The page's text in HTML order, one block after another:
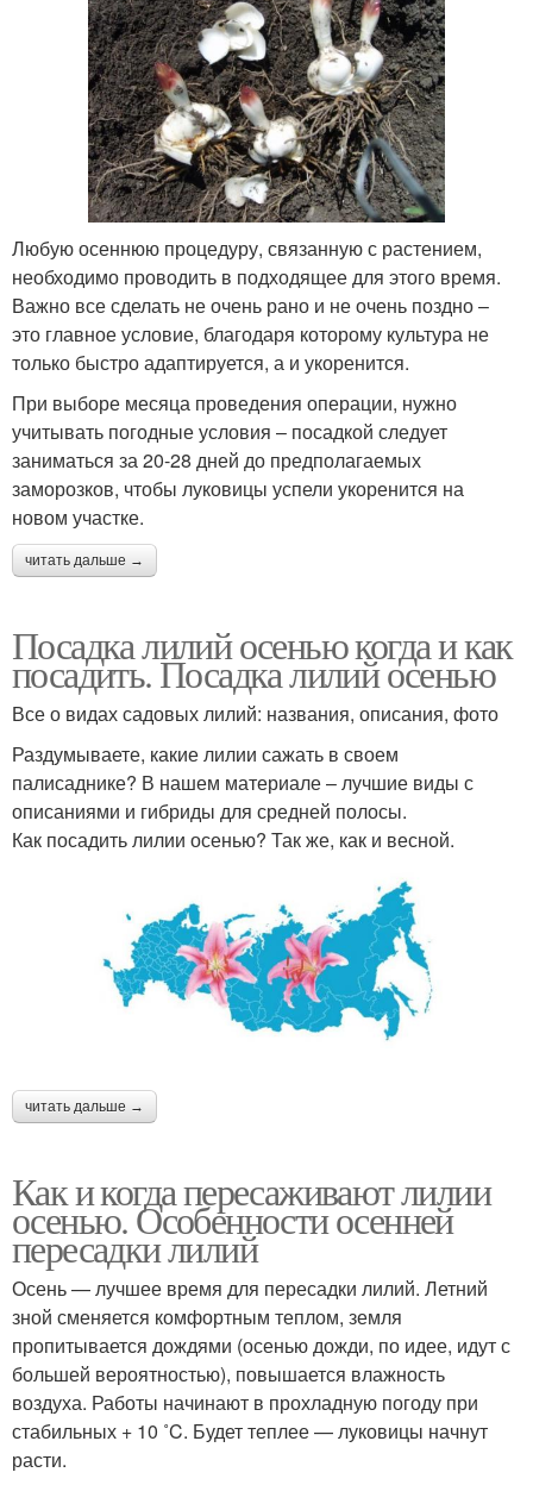
Любую осеннюю процедуру, связанную с растением,
необходимо проводить в подходящее для этого время.
Важно все сделать не очень рано и не очень поздно –
это главное условие, благодаря которому культура не
только быстро адаптируется, а и укоренится.
При выборе месяца проведения операции, нужно
учитывать погодные условия – посадкой следует
заниматься за 20-28 дней до предполагаемых
заморозков, чтобы луковицы успели укоренится на
новом участке.
читать дальше →
Посадка лилий осенью когда и как
посадить. Посадка лилий осенью
Все о видах садовых лилий: названия, описания, фото
Раздумываете, какие лилии сажать в своем
палисаднике? В нашем материале – лучшие виды с
описаниями и гибриды для средней полосы.
Как посадить лилии осенью? Так же, как и весной.
читать дальше →
Как и когда пересаживают лилии
осенью. Особенности осенней
пересадки лилий
Осень — лучшее время для пересадки лилий. Летний
зной сменяется комфортным теплом, земля
пропитывается дождями (осенью дожди, по идее, идут с
большей вероятностью), повышается влажность
воздуха. Работы начинают в прохладную погоду при
стабильных + 10 ˚C. Будет теплее — луковицы начнут
расти.